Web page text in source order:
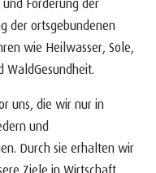
der ortsgebundenen
wie Heilwasser, Sole,
uns, die wir nur in
und
Durch sie erhalten wir
Ziele in Wirtschaft